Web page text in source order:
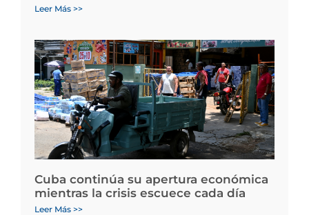
Leer Más >>
Cuba continúa su apertura económica
mientras la crisis escuece cada día
Leer Más >>